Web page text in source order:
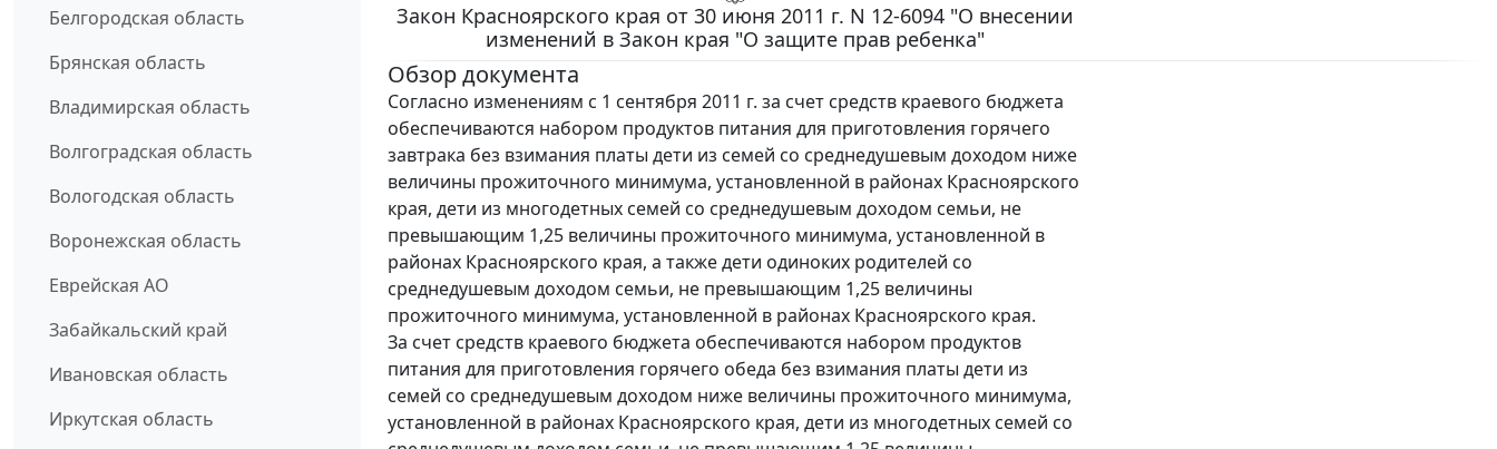
Белгородская область
Брянская область
Владимирская область
Волгоградская область
Вологодская область
Воронежская область
Еврейская АО
Забайкальский край
Ивановская область
Иркутская область
Закон Красноярского края от 30 июня 2011 г. N 12-6094 "О внесении
изменений в Закон края "О защите прав ребенка"
Обзор документа
Согласно изменениям с 1 сентября 2011 г. за счет средств краевого бюджета
обеспечиваются набором продуктов питания для приготовления горячего
завтрака без взимания платы дети из семей со среднедушевым доходом ниже
величины прожиточного минимума, установленной в районах Красноярского
края, дети из многодетных семей со среднедушевым доходом семьи, не
превышающим 1,25 величины прожиточного минимума, установленной в
районах Красноярского края, а также дети одиноких родителей со
среднедушевым доходом семьи, не превышающим 1,25 величины
прожиточного минимума, установленной в районах Красноярского края.
За счет средств краевого бюджета обеспечиваются набором продуктов
питания для приготовления горячего обеда без взимания платы дети из
семей со среднедушевым доходом ниже величины прожиточного минимума,
установленной в районах Красноярского края, дети из многодетных семей со